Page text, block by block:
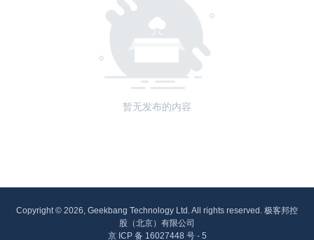
暂无发布的内容
Copyright © 2026, Geekbang Technology Ltd. All rights reserved. 极客邦控
股（北京）有限公司
京 ICP 备 16027448 号 - 5